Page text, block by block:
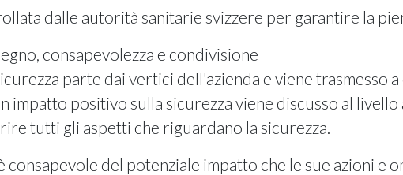
dalle autorità sanitarie svizzere per garantire la
consapevolezza e condivisione
parte dai vertici dell'azienda e viene
impatto positivo sulla sicurezza viene discusso al
tutti gli aspetti che riguardano la sicurezza.
consapevole del potenziale impatto che le sue azioni e